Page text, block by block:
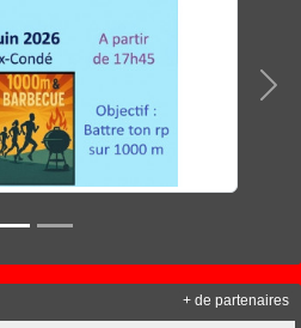
+ de partenaires